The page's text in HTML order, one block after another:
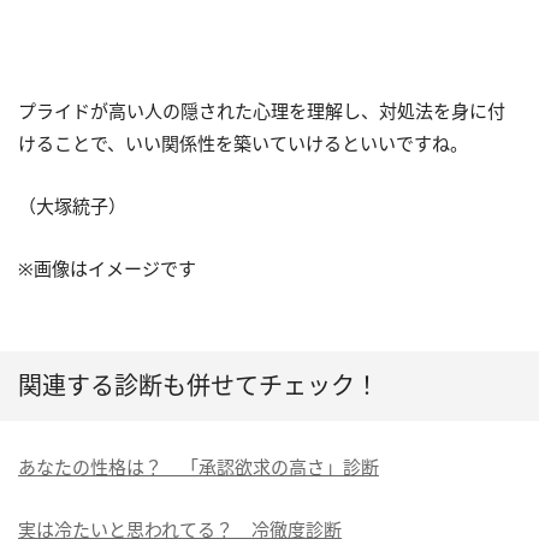
プライドが高い人の隠された心理を理解し、対処法を身に付
けることで、いい関係性を築いていけるといいですね。
（大塚統子）
※画像はイメージです
関連する診断も併せてチェック！
あなたの性格は？ 「承認欲求の高さ」診断
実は冷たいと思われてる？ 冷徹度診断